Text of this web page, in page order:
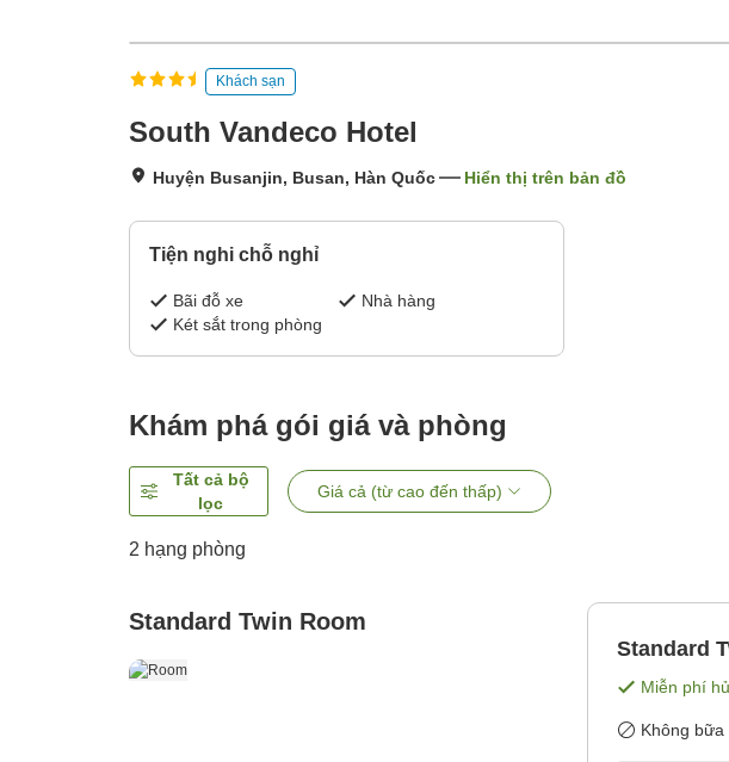
Khách sạn
South Vandeco Hotel
Huyện Busanjin, Busan, Hàn Quốc Hiển thị trên bản đồ
Tiện nghi chỗ nghỉ
Bãi đỗ xe
Nhà hàng
Két sắt trong phòng
Khám phá gói giá và phòng
Tất cả bộ
lọc
Giá cả (từ cao đến thấp)
2 hạng phòng
Standard Twin Room
Standard
Miễn phí
Không bữa